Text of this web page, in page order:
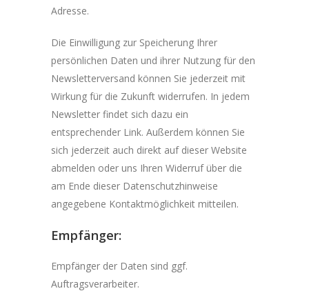
Adresse.
Die Einwilligung zur Speicherung Ihrer
persönlichen Daten und ihrer Nutzung für den
Newsletterversand können Sie jederzeit mit
Wirkung für die Zukunft widerrufen. In jedem
Newsletter findet sich dazu ein
entsprechender Link. Außerdem können Sie
sich jederzeit auch direkt auf dieser Website
abmelden oder uns Ihren Widerruf über die
am Ende dieser Datenschutzhinweise
angegebene Kontaktmöglichkeit mitteilen.
Empfänger:
Empfänger der Daten sind ggf.
Auftragsverarbeiter.